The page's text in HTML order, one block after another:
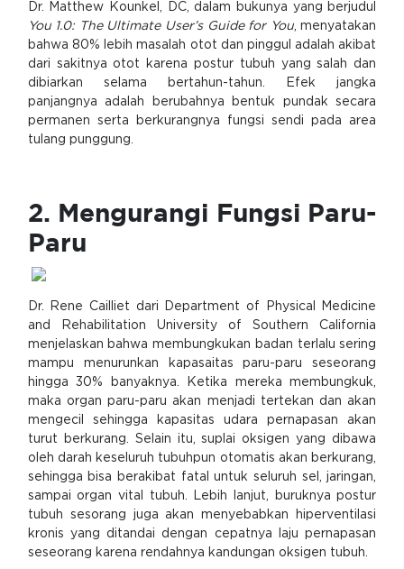
Dr. Matthew Kounkel, DC, dalam bukunya yang berjudul
You 1.0: The Ultimate User’s Guide for You, menyatakan
bahwa 80% lebih masalah otot dan pinggul adalah akibat
dari sakitnya otot karena postur tubuh yang salah dan
dibiarkan selama bertahun-tahun. Efek jangka
panjangnya adalah berubahnya bentuk pundak secara
permanen serta berkurangnya fungsi sendi pada area
tulang punggung.
2. Mengurangi Fungsi Paru-
Paru
Dr. Rene Cailliet dari Department of Physical Medicine
and Rehabilitation University of Southern California
menjelaskan bahwa membungkukan badan terlalu sering
mampu menurunkan kapasaitas paru-paru seseorang
hingga 30% banyaknya. Ketika mereka membungkuk,
maka organ paru-paru akan menjadi tertekan dan akan
mengecil sehingga kapasitas udara pernapasan akan
turut berkurang. Selain itu, suplai oksigen yang dibawa
oleh darah keseluruh tubuhpun otomatis akan berkurang,
sehingga bisa berakibat fatal untuk seluruh sel, jaringan,
sampai organ vital tubuh. Lebih lanjut, buruknya postur
tubuh sesorang juga akan menyebabkan hiperventilasi
kronis yang ditandai dengan cepatnya laju pernapasan
seseorang karena rendahnya kandungan oksigen tubuh.